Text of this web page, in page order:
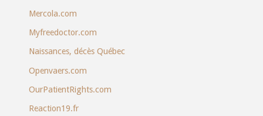
Mercola.com
Myfreedoctor.com
Naissances, décès Québec
Openvaers.com
OurPatientRights.com
Reaction19.fr